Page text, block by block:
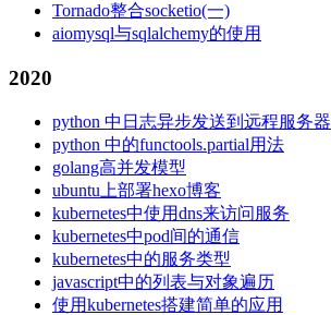
Tornado整合socketio(一)
aiomysql与sqlalchemy的使用
2020
python 中日志异步发送到远程服务器
python 中的functools.partial用法
golang高并发模型
ubuntu上部署hexo博客
kubernetes中使用dns来访问服务
kubernetes中pod间的通信
kubernetes中的服务类型
javascript中的列表与对象遍历
使用kubernetes搭建简单的应用